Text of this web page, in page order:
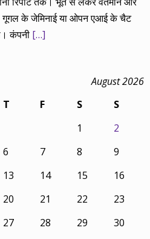
गूगल के जेमिनाई या ओपन एआई के चैट
कंपनी […]
August 2026
T F S
S
1
2
6 7 8
9
13 14 15
16
20 21 22
23
27 28 29
30